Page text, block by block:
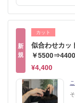
新
規
カット
似合わせカッ
￥5500⇒4400
¥4,400